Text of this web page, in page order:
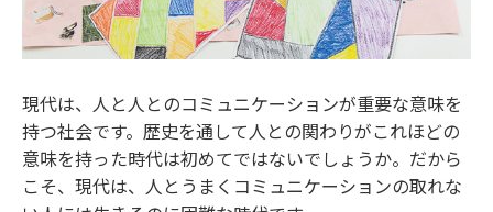
現代は、人と人とのコミュニケーションが重要な意味を
持つ社会です。歴史を通して人との関わりがこれほどの
意味を持った時代は初めてではないでしょうか。だから
こそ、現代は、人とうまくコミュニケーションの取れな